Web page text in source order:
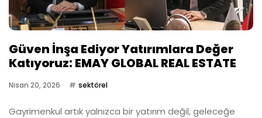
Güven İnşa Ediyor Yatırımlara Değer
Katıyoruz: EMAY GLOBAL REAL ESTATE
Nisan 20, 2026 sektörel
Gayrimenkul artık yalnızca bir yatırım değil, geleceğe